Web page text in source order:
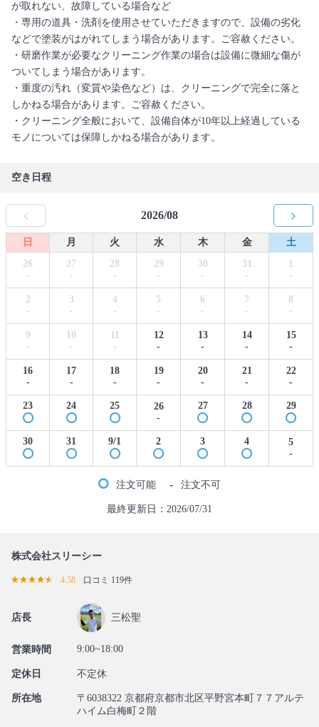
が取れない、故障している場合など
・専用の道具・洗剤を使用させていただきますので、設備の劣化
などで塗装がはがれてしまう場合があります。ご容赦ください。
・研磨作業が必要なクリーニング作業の場合は設備に微細な傷が
ついてしまう場合があります。
・重度の汚れ（変質や染色など）は、クリーニングで完全に落と
しかねる場合があります。ご容赦ください。
・クリーニング全般において、設備自体が10年以上経過している
モノについては保障しかねる場合があります。
空き日程
2026/08
日 月 火 水 木 金
土
26
-
27
-
28
-
29
-
30
-
31
-
1
-
2
-
3
-
4
-
5
-
6
-
7
-
8
-
9
-
10
-
11
-
12
-
13
-
14
-
15
-
16
-
17
-
18
-
19
-
20
-
21
-
22
-
23 24 25
26
-
27 28 29
30 31 9/1 2 3 4
5
-
注文可能 - 注文不可
最終更新日：2026/07/31
株式会社スリーシー
4.58 口コミ 119件
店長 三松聖
営業時間 9:00~18:00
定休日 不定休
所在地
〒6038322 京都府京都市北区平野宮本町７７アルテ
ハイム白梅町２階